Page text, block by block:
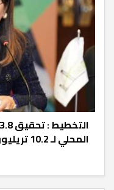
المحلي لـ 10.2 تريليون جنيه